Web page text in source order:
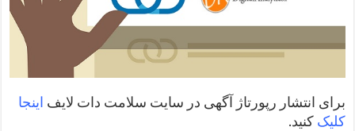
برای انتشار رپورتاژ آگهی در سایت سلامت دات لایف اینجا
کلیک کنید.